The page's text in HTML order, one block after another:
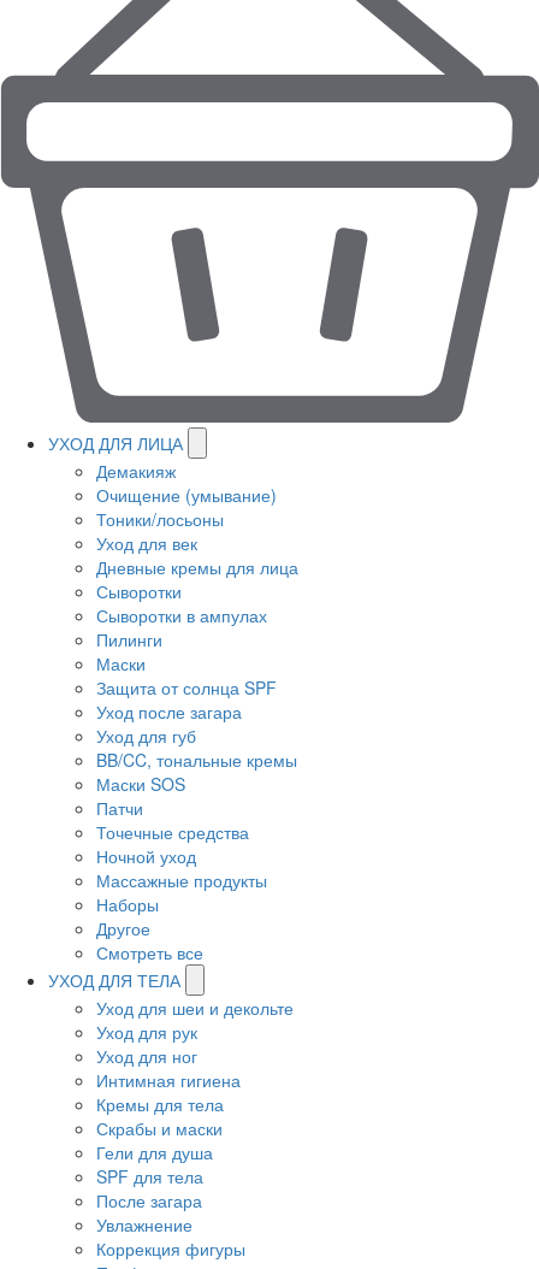
УХОД ДЛЯ ЛИЦА
Демакияж
Очищение (умывание)
Тоники/лосьоны
Уход для век
Дневные кремы для лица
Сыворотки
Сыворотки в ампулах
Пилинги
Маски
Защита от солнца SPF
Уход после загара
Уход для губ
BB/CC, тональные кремы
Маски SOS
Патчи
Точечные средства
Ночной уход
Массажные продукты
Наборы
Другое
Смотреть все
УХОД ДЛЯ ТЕЛА
Уход для шеи и декольте
Уход для рук
Уход для ног
Интимная гигиена
Кремы для тела
Скрабы и маски
Гели для душа
SPF для тела
После загара
Увлажнение
Коррекция фигуры